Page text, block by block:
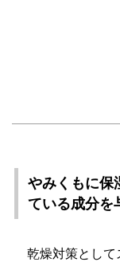
みくもに保
ている成分を
乾燥対策として